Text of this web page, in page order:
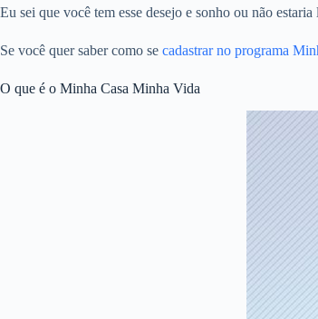
Eu sei que você tem esse desejo e sonho ou não estaria
Se você quer saber como se cadastrar no programa
O que é o Minha Casa Minha Vida